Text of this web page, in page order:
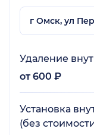
г Омск, ул
Удаление
от 600 ₽
Установка
(без